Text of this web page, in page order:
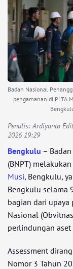
Badan Nasional
pengamanan di PLTA
Penulis:Ardiyanto
2026 19:29
Bengkulu –
(BNPT)
Musi, Bengkulu,
Bengkulu selama
bagian dari
Nasional
perlindungan
Assessment
Nomor 3 Tahun